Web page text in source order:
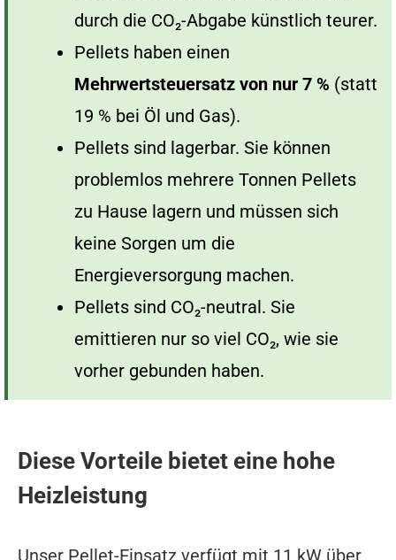
durch die CO₂-Abgabe künstlich teurer.
Pellets haben einen
Mehrwertsteuersatz von nur 7 % (statt
19 % bei Öl und Gas).
Pellets sind lagerbar. Sie können
problemlos mehrere Tonnen Pellets
zu Hause lagern und müssen sich
keine Sorgen um die
Energieversorgung machen.
Pellets sind CO₂-neutral. Sie
emittieren nur so viel CO₂, wie sie
vorher gebunden haben.
Diese Vorteile bietet eine hohe
Heizleistung